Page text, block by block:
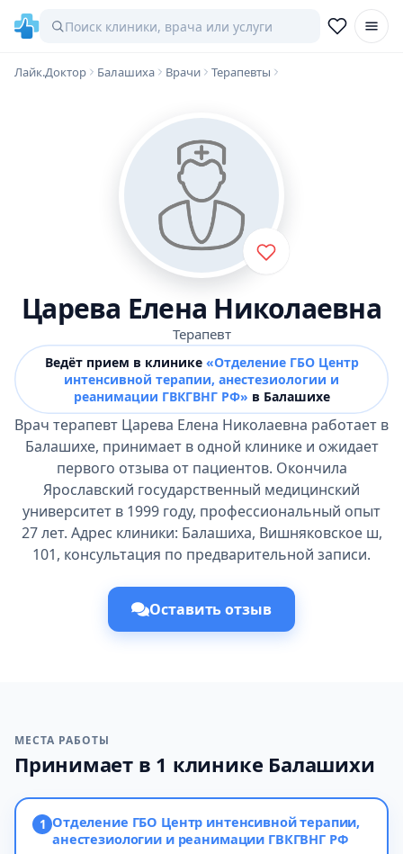
Лайк.Доктор Балашиха Врачи Терапевты
Царева Елена Николаевна
Терапевт
Ведёт прием в клинике «Отделение ГБО Центр
интенсивной терапии, анестезиологии и
реанимации ГВКГВНГ РФ» в Балашихе
Врач терапевт Царева Елена Николаевна работает в
Балашихе, принимает в одной клинике и ожидает
первого отзыва от пациентов. Окончила
Ярославский государственный медицинский
университет в 1999 году, профессиональный опыт
27 лет. Адрес клиники: Балашиха, Вишняковское ш,
101, консультация по предварительной записи.
Оставить отзыв
МЕСТА РАБОТЫ
Принимает в 1 клинике Балашихи
1 Отделение ГБО Центр интенсивной терапии,
анестезиологии и реанимации ГВКГВНГ РФ